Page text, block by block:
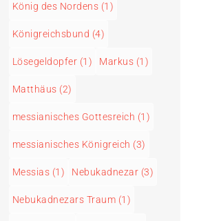
König des Nordens (1)
Königreichsbund (4)
Lösegeldopfer (1) Markus (1)
Matthäus (2)
messianisches Gottesreich (1)
messianisches Königreich (3)
Messias (1) Nebukadnezar (3)
Nebukadnezars Traum (1)